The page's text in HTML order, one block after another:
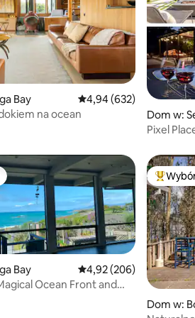
Bay Średnia ocena: 4,94 na
4,94 (632)
na ocean
Dom w:
Pixel
Bay Średnia ocena: 4,92 na
4,92 (206)
Ocean Front and
Dom w: